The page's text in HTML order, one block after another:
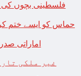
فلسطینی بچوں کی
حماس کو ایسے ختم
اماراتی
غیر ملکی